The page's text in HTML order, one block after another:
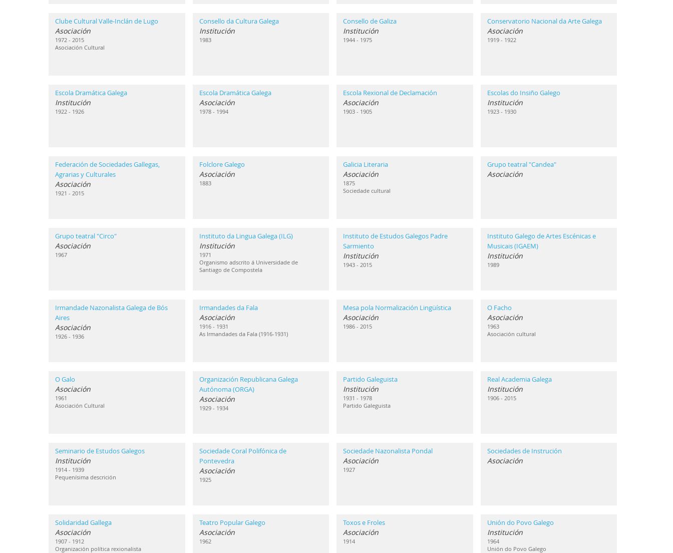
Clube Cultural Valle-Inclán de Lugo
Asociación
1972 - 2015
Asociación Cultural
Consello da Cultura Galega
Institución
1983
Consello de Galiza
Institución
1944 - 1975
Conservatorio Nacional da Arte Galega
Asociación
1919 - 1922
Escola Dramática Galega
Institución
1922 - 1926
Escola Dramática Galega
Asociación
1978 - 1994
Escola Rexional de Declamación
Asociación
1903 - 1905
Escolas do Insiño Galego
Institución
1923 - 1930
Federación de Sociedades Gallegas,
Agrarias y Culturales
Asociación
1921 - 2015
Folclore Galego
Asociación
1883
Galicia Literaria
Asociación
1875
Sociedade cultural
Grupo teatral "Candea"
Asociación
Grupo teatral "Circo"
Asociación
1967
Instituto da Lingua Galega (ILG)
Institución
1971
Organismo adscrito á Universidade de
Santiago de Compostela
Instituto de Estudos Galegos Padre
Sarmiento
Institución
1943 - 2015
Instituto Galego de Artes Escénicas e
Musicais (IGAEM)
Institución
1989
Irmandade Nazonalista Galega de Bós
Aires
Asociación
1926 - 1936
Irmandades da Fala
Asociación
1916 - 1931
As Irmandades da Fala (1916-1931)
Mesa pola Normalización Lingüística
Asociación
1986 - 2015
O Facho
Asociación
1963
Asociación cultural
O Galo
Asociación
1961
Asociación Cultural
Organización Republicana Galega
Autónoma (ORGA)
Asociación
1929 - 1934
Partido Galeguista
Institución
1931 - 1978
Partido Galeguista
Real Academia Galega
Institución
1906 - 2015
Seminario de Estudos Galegos
Institución
1914 - 1939
Pequenísima descrición
Sociedade Coral Polifónica de
Pontevedra
Asociación
1925
Sociedade Nazonalista Pondal
Asociación
1927
Sociedades de Instrución
Asociación
Solidaridad Gallega
Asociación
1907 - 1912
Organización política rexionalista
Teatro Popular Galego
Asociación
1962
Toxos e Froles
Asociación
1914
Unión do Povo Galego
Institución
1964
Unión do Povo Galego